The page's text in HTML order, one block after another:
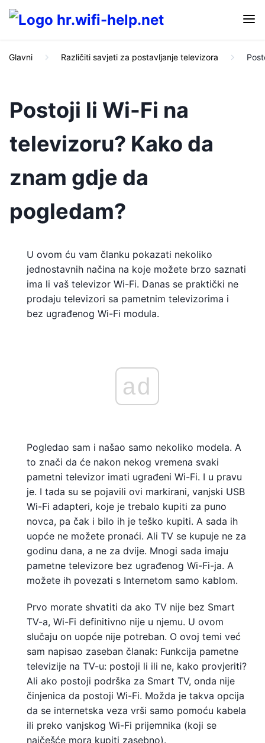
Glavni Različiti savjeti za postavljanje televizora
Postoji li Wi-Fi na
televizoru? Kako da
znam gdje da
pogledam?
U ovom ću vam članku pokazati nekoliko
jednostavnih načina na koje možete brzo saznati
ima li vaš televizor Wi-Fi. Danas se praktički ne
prodaju televizori sa pametnim televizorima i
bez ugrađenog Wi-Fi modula.
ad
Pogledao sam i našao samo nekoliko modela. A
to znači da će nakon nekog vremena svaki
pametni televizor imati ugrađeni Wi-Fi. I u pravu
je. I tada su se pojavili ovi markirani, vanjski USB
Wi-Fi adapteri, koje je trebalo kupiti za puno
novca, pa čak i bilo ih je teško kupiti. A sada ih
uopće ne možete pronaći. Ali TV se kupuje ne za
godinu dana, a ne za dvije. Mnogi sada imaju
pametne televizore bez ugrađenog Wi-Fi-ja. A
možete ih povezati s Internetom samo kablom.
Prvo morate shvatiti da ako TV nije bez Smart
TV-a, Wi-Fi definitivno nije u njemu. U ovom
slučaju on uopće nije potreban. O ovoj temi već
sam napisao zaseban članak: Funkcija pametne
televizije na TV-u: postoji li ili ne, kako provjeriti?
Ali ako postoji podrška za Smart TV, onda nije
činjenica da postoji Wi-Fi. Možda je takva opcija
da se internetska veza vrši samo pomoću kabela
ili preko vanjskog Wi-Fi prijemnika (koji se
najčešće mora kupiti zasebno).